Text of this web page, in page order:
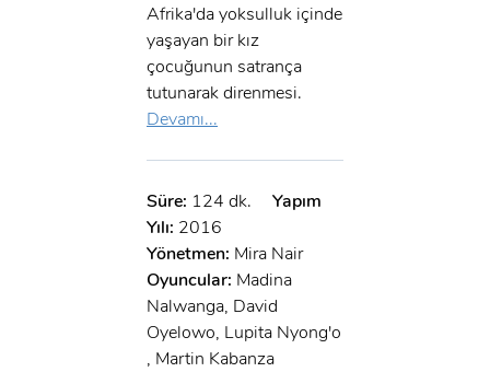
Afrika'da yoksulluk içinde
yaşayan bir kız
çocuğunun satrança
tutunarak direnmesi.
Devamı...
Süre: 124 dk.
Yapım
Yılı: 2016
Yönetmen: Mira Nair
Oyuncular: Madina
Nalwanga, David
Oyelowo, Lupita Nyong'o
, Martin Kabanza